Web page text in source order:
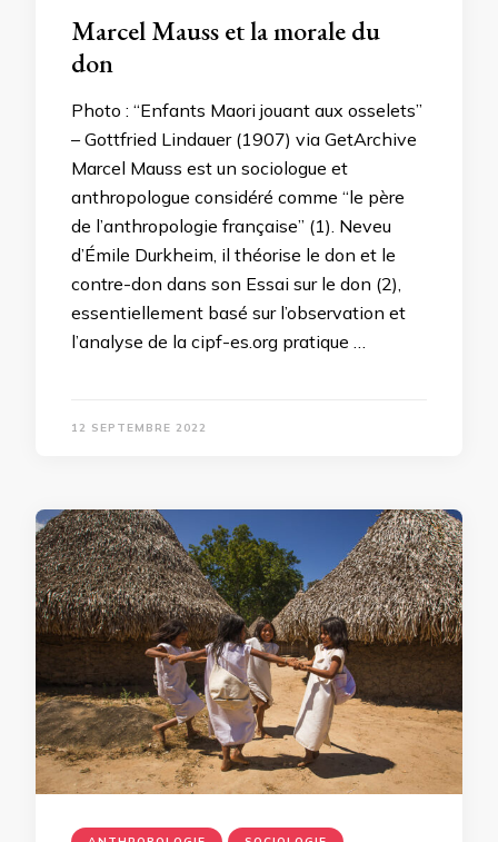
Marcel Mauss et la morale du
don
Photo : “Enfants Maori jouant aux osselets”
– Gottfried Lindauer (1907) via GetArchive
Marcel Mauss est un sociologue et
anthropologue considéré comme “le père
de l’anthropologie française” (1). Neveu
d’Émile Durkheim, il théorise le don et le
contre-don dans son Essai sur le don (2),
essentiellement basé sur l’observation et
l’analyse de la cipf-es.org pratique …
12 SEPTEMBRE 2022